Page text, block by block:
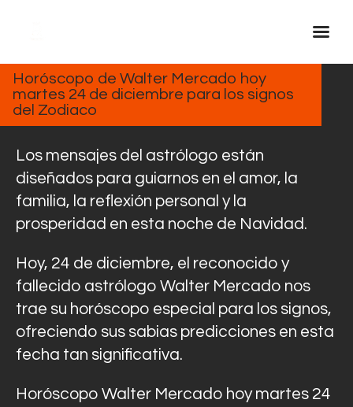
Inicio Real FM
Streaming
En Vivo
Descarga La APP
Programas
Noticias
Equipo
Sobre Nosotros
Contactos
24, 2024
Horóscopo de Walter Mercado hoy
martes 24 de diciembre para los signos
del Zodiaco
Los mensajes del astrólogo están
diseñados para guiarnos en el amor, la
familia, la reflexión personal y la
prosperidad en esta noche de Navidad.
Hoy, 24 de diciembre, el reconocido y
fallecido astrólogo Walter Mercado nos
trae su horóscopo especial para los signos,
ofreciendo sus sabias predicciones en esta
fecha tan significativa.
Horóscopo Walter Mercado hoy martes 24